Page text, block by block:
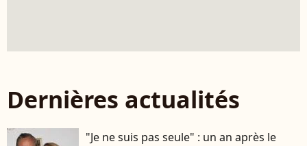
Dernières actualités
"Je ne suis pas seule" : un an après le